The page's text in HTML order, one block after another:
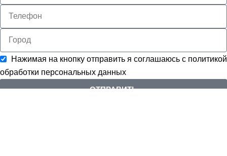
Нажимая на кнопку отправить я соглашаюсь с политикой
обработки персональных данных
ОТПРАВИТЬ